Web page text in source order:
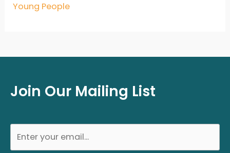
Young People
Join Our Mailing List